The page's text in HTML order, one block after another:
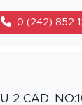
0 (242) 852
2 CAD.